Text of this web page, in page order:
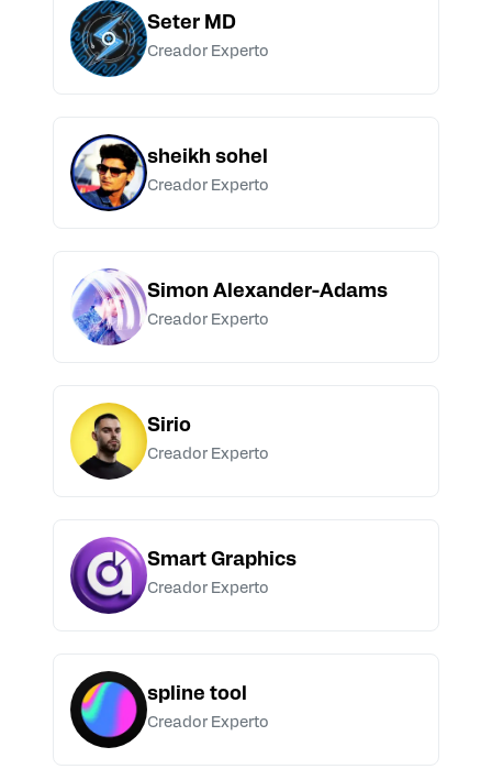
Seter MD
Creador Experto
sheikh sohel
Creador Experto
Simon Alexander-Adams
Creador Experto
Sirio
Creador Experto
Smart Graphics
Creador Experto
spline tool
Creador Experto